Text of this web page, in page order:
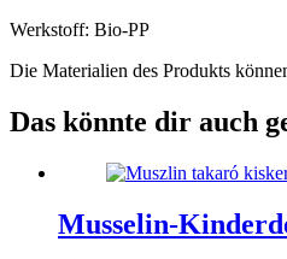
Werkstoff: Bio-PP
Die Materialien des Produkts
Das könnte dir auch
Musselin-